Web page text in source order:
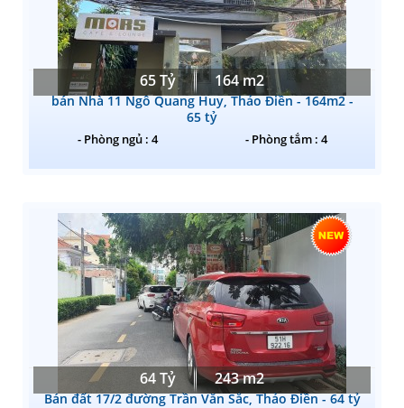
65 Tỷ 164 m2
bán Nhà 11 Ngô Quang Huy, Thảo Điền - 164m2 -
65 tỷ
- Phòng ngủ : 4 - Phòng tắm : 4
64 Tỷ 243 m2
Bán đất 17/2 đường Trần Văn Sắc, Thảo Điền - 64 tỷ